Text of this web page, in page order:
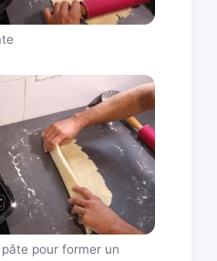
pour former un